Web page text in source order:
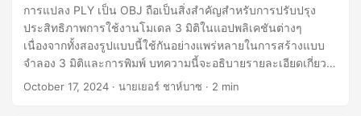
การแปลง PLY เป็น OBJ ถือเป็นสิ่งสำคัญสำหรับการปรับปรุง
ประสิทธิภาพการใช้งานโมเดล 3 มิติในแอปพลิเคชันต่างๆ
เนื่องจากทั้งสองรูปแบบนี้ใช้กันอย่างแพร่หลายในการสร้างแบบ
จำลอง 3 มิติและการพิมพ์ บทความนี้จะอธิบายรายละเอียดเกี่ยว
กับการแปลง PLY เป็น OBJ โดยใช้ Java REST API และรับรอง
October 17, 2024 · นายเยอร์ ชาห์บาซ · 2 min